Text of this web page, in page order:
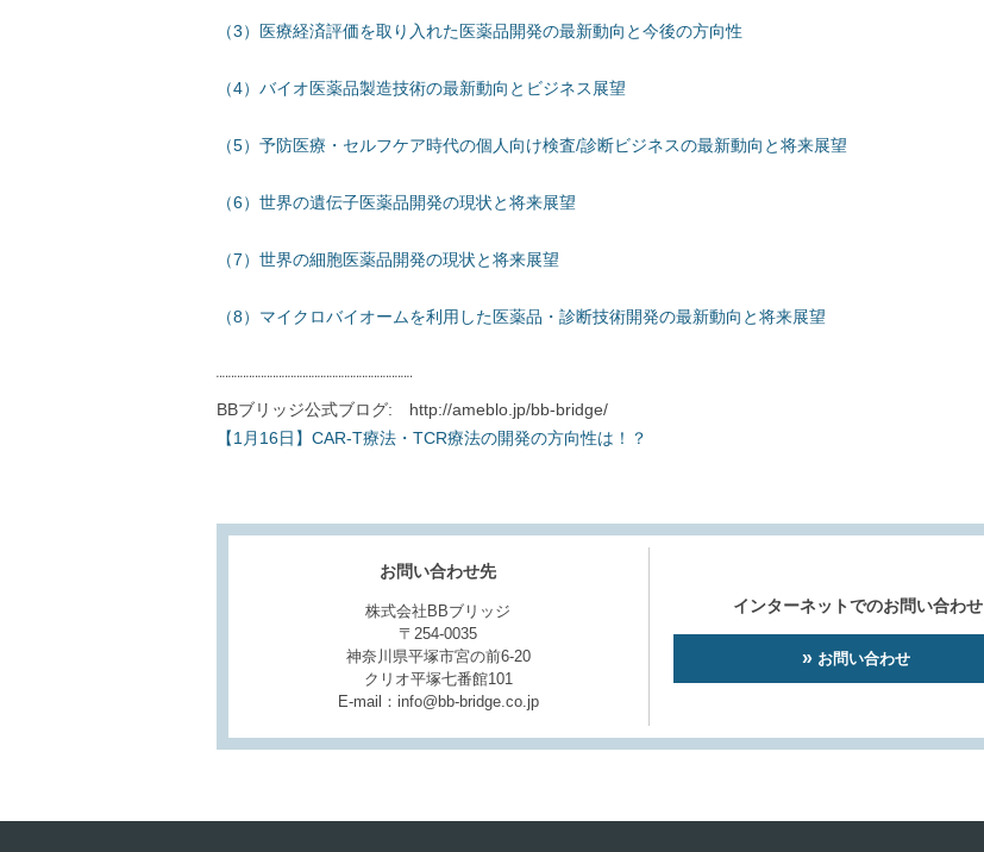
（3）医療経済評価を取り入れた医薬品開発の最新動向と今後の方向性
（4）バイオ医薬品製造技術の最新動向とビジネス展望
（5）予防医療・セルフケア時代の個人向け検査/診断ビジネスの最新動向と将来展望
（6）世界の遺伝子医薬品開発の現状と将来展望
（7）世界の細胞医薬品開発の現状と将来展望
（8）マイクロバイオームを利用した医薬品・診断技術開発の最新動向と将来展望
¨¨¨¨¨¨¨¨¨¨¨¨¨¨¨¨¨¨¨¨¨¨¨¨¨¨¨¨¨¨¨¨¨
BBブリッジ公式ブログ: http://ameblo.jp/bb-bridge/
【1月16日】CAR-T療法・TCR療法の開発の方向性は！？
お問い合わせ先
株式会社BBブリッジ
〒254-0035
神奈川県平塚市宮の前6-20
クリオ平塚七番館101
E-mail：info@bb-bridge.co.jp
インターネットでのお問い合わせ
お問い合わせ